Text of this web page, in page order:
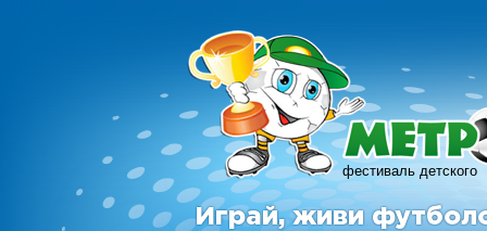
фестиваль детского
Играй, живи